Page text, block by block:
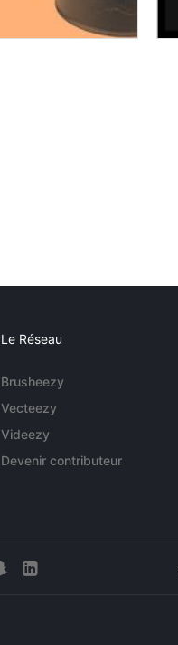
Le Réseau
Brusheezy
Vecteezy
Videezy
Devenir contributeur